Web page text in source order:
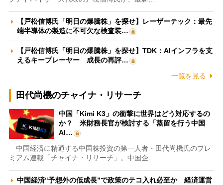
【戸松信博氏「明日の爆騰株」を探せ】レーザーテック：最先
端半導体の製造に不可欠な検査装…
【戸松信博氏「明日の爆騰株」を探せ】TDK：AIインフラを支
えるキープレーヤー 成長の再評…
一覧を見る
田代尚機のチャイナ・リサーチ
中国「Kimi K3」の衝撃に世界はどう対応するの
か？ 米財務長官が検討する「蒸留を行う中国
AI…
中国経済に精通する中国株投資の第一人者・田代尚機氏のプレ
ミアム連載「チャイナ・リサーチ」。中国企…
中国経済“予想外の低成長”で政策のテコ入れ必至か 経済運営